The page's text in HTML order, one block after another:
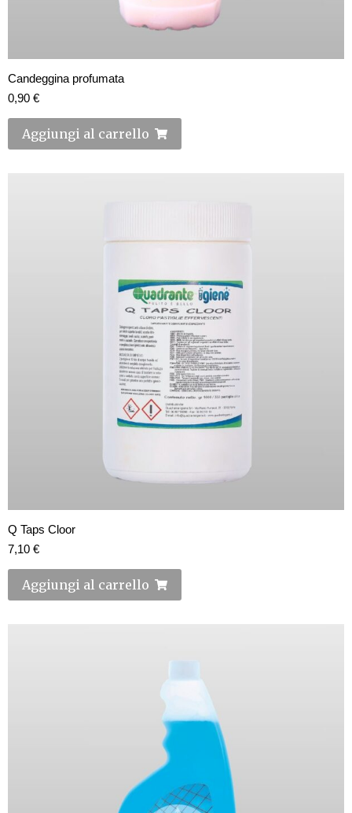
Candeggina profumata
0,90 €
Aggiungi al carrello
Q Taps Cloor
7,10 €
Aggiungi al carrello